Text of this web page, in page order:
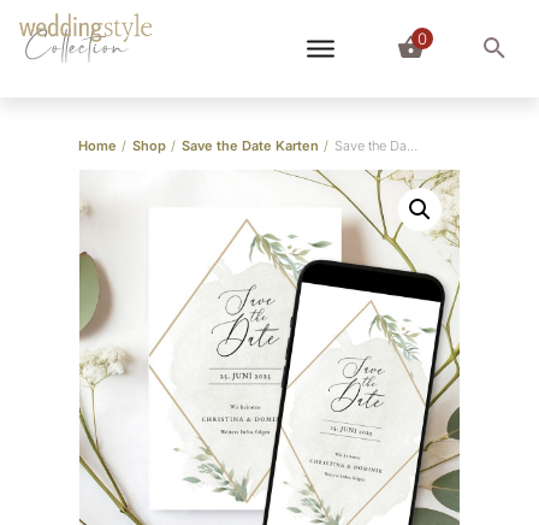
Collection 0
Home / Shop / Save the Date Karten / Save the Date Karte “Greenery”